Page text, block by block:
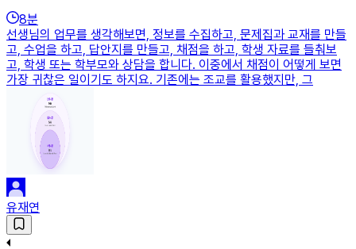
8분
선생님의 업무를 생각해보면, 정보를 수집하고, 문제집과 교재를 만들
고, 수업을 하고, 답안지를 만들고, 채점을 하고, 학생 자료를 들춰보
고, 학생 또는 학부모와 상담을 합니다. 이중에서 채점이 어떻게 보면
가장 귀찮은 일이기도 하지요. 기존에는 조교를 활용했지만, 그
유재연